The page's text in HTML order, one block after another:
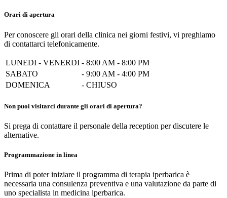
Orari di apertura
Per conoscere gli orari della clinica nei giorni festivi, vi preghiamo
di contattarci telefonicamente.
LUNEDI - VENERDI - 8:00 AM - 8:00 PM
SABATO
- 9:00 AM - 4:00 PM
DOMENICA
- CHIUSO
Non puoi visitarci durante gli orari di apertura?
Si prega di contattare il personale della reception per discutere le
alternative.
Programmazione in linea
Prima di poter iniziare il programma di terapia iperbarica è
necessaria una consulenza preventiva e una valutazione da parte di
uno specialista in medicina iperbarica.